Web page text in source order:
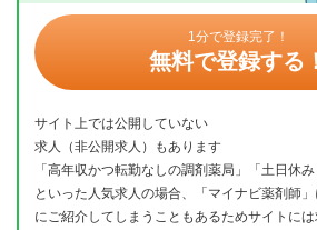
1分で登録完了！
無料で登録する！
サイト上では公開していない
求人（非公開求人）もあります
「高年収かつ転勤なしの調剤薬局」「土日休
といった人気求人の場合、「マイナビ薬剤師
にご紹介してしまうこともあるためサイトに